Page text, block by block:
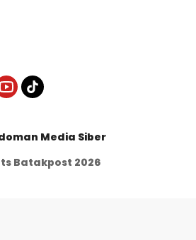
Media Siber
Batakpost 2026